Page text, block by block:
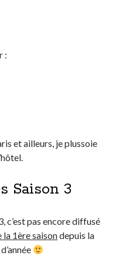
:
et ailleurs, je plussoie
Saison 3
c’est pas encore diffusé
la 1ère saisondepuis la